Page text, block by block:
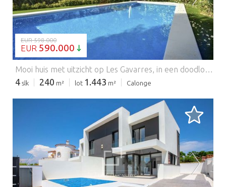
EUR 598.000
EUR 590.000
Mooi huis met uitzicht op Les Gavarres, in een doodlopende straat, rustige en discrete omgeving met privézwembad. Het huis ligt op 5,5 km van de mooiste stranden van de Costa Brava. Het huis is verdeeld over twee verdiepingen, op de begane grond bevindt zich een slaapkamer met badkamer, de woonkamer en de Amerikaanse keuken. Alle kamers hebben toegang tot een groot terras en uitzicht op Les Gavarres, bergketens die beschermd zijn als natuurpark. Op de begane grond vinden we 2 tweepersoonsslaapkamers met een complete badkamer met ligbad, en een grote slaapkamer met eigen badkamer, airconditioning en twee extra bedden. In totaal heeft het huis 4 tweepersoonsslaapkamers, waarvan er twee een eigen badkamer hebben. Vanaf het terras heeft u toegang tot het privézwembad van 5 x 8 meter, gelegen in een zeer privégedeelte en met een prachtig tuinhuisje. Het huis is zeer goed ingericht met houten details, het is een erg gezellig pand. Onafhankelijk gastenappartement 50 meter, badkamer, keuken en woonkamer. Goede investeringsmogelijkheid. Het heeft een toeristenvergunning. Neem nu contact op om uw bezoek te organiseren! #ref:1537 VCA-69
4 slk 240 m² lot 1.443 m² Calonge
BEZIG MET LADEN...